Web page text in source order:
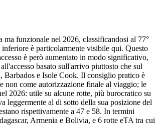
funzionale nel 2026, classificandosi al 77°
è particolarmente visibile qui. Questo
è però aumentato in modo significativo,
basato sull'arrivo piuttosto che sul
Barbados e Isole Cook. Il consiglio pratico è
non come autorizzazione finale al viaggio; le
2026: utile su alcune rotte, più burocratico su
leggermente al di sotto della sua posizione del
rispettivamente a 47 e 58. In termini
Armenia e Bolivia, e 6 rotte eTA tra cui